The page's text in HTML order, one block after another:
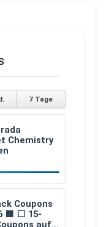
7 Tage
Chemistry
Coupons
🟦 ⬜ 15-
auf